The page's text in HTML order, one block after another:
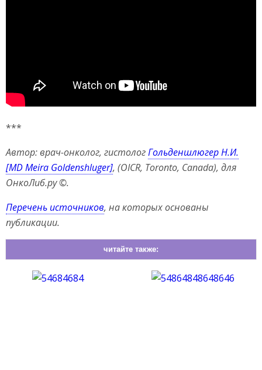
***
Автор: врач-онколог, гистологГольденшлюгер Н.И.
[MD Meira Goldenshluger], (OICR, Toronto, Canada), для
ОнкоЛиб.ру ©.
Перечень источников, на которых основаны
публикации.
читайте также: